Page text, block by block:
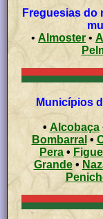
Freguesias do
•Almoster •
Municípios do
• Alcobaça
Bombarral •
Pera •
Grande•